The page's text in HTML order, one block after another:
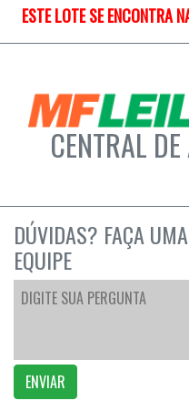
ESTE LOTE SE ENCONTRA
CENTRAL
DÚVIDAS? FAÇA
EQUIPE
ENVIAR